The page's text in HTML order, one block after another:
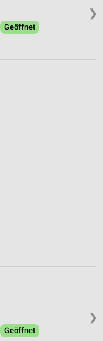
❯
Geöffnet
❯
Geöffnet